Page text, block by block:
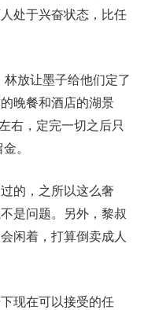
处于兴奋状态，比任
放让墨子给他们定了
晚餐和酒店的湖景
右，定完一切之后只
。
的，之所以这么奢
是问题。另外，黎叔
闲着，打算倒卖成人
现在可以接受的任